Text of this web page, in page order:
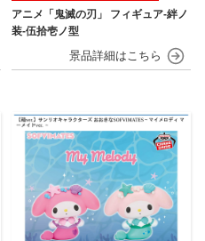
アニメ「鬼滅の刃」 フィギュア-絆ノ
装-伍拾壱ノ型